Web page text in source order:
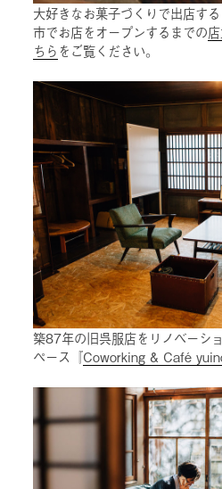
大好きなお菓子づくりで出店す
市でお店をオープンするまでの
ちら をご覧ください。
築87年の旧呉服店をリノベーシ
ペース『Coworking & Café